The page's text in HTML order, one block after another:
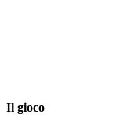
Il gioco